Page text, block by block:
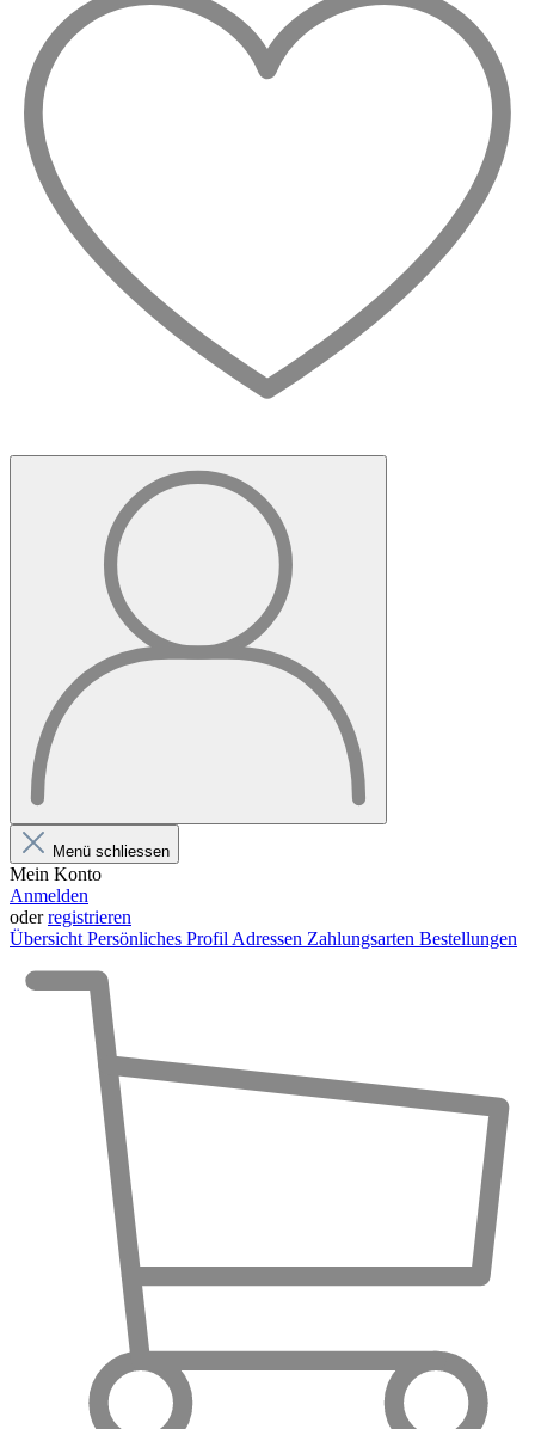
Menü schliessen
Mein Konto
Anmelden
oderregistrieren
Übersicht Persönliches Profil Adressen Zahlungsarten Bestellungen